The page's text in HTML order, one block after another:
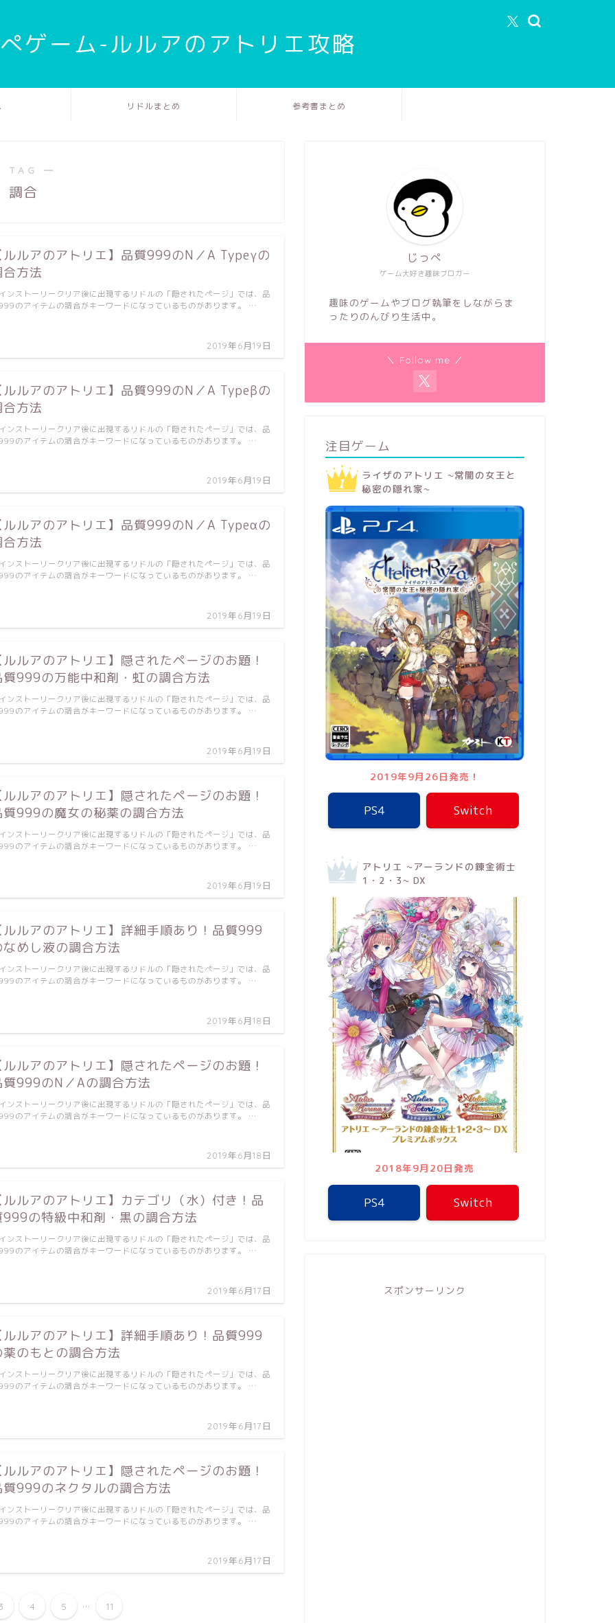
ゲーム-ルルアのアトリエ攻略
リドルまとめ 参考書まとめ
TAG ―
調合
ルルアのアトリエ】品質999のN／A Typeγの
合方法
2019年6月19日
ンストーリークリア後に出現するリドルの「隠されたページ」では、品
のアイテムの調合がキーワードになっているものがあります。 …
ルルアのアトリエ】品質999のN／A Typeβの
合方法
2019年6月19日
ンストーリークリア後に出現するリドルの「隠されたページ」では、品
のアイテムの調合がキーワードになっているものがあります。 …
ルルアのアトリエ】品質999のN／A Typeαの
合方法
2019年6月19日
ンストーリークリア後に出現するリドルの「隠されたページ」では、品
のアイテムの調合がキーワードになっているものがあります。 …
ルルアのアトリエ】隠されたページのお題！
質999の万能中和剤・虹の調合方法
2019年6月19日
ンストーリークリア後に出現するリドルの「隠されたページ」では、品
のアイテムの調合がキーワードになっているものがあります。 …
ルルアのアトリエ】隠されたページのお題！
質999の魔女の秘薬の調合方法
2019年6月19日
ンストーリークリア後に出現するリドルの「隠されたページ」では、品
のアイテムの調合がキーワードになっているものがあります。 …
ルルアのアトリエ】詳細手順あり！品質999
なめし液の調合方法
2019年6月18日
ンストーリークリア後に出現するリドルの「隠されたページ」では、品
のアイテムの調合がキーワードになっているものがあります。 …
ルルアのアトリエ】隠されたページのお題！
質999のN／Aの調合方法
2019年6月18日
ンストーリークリア後に出現するリドルの「隠されたページ」では、品
のアイテムの調合がキーワードになっているものがあります。 …
ルルアのアトリエ】カテゴリ（水）付き！品
999の特級中和剤・黒の調合方法
2019年6月17日
ンストーリークリア後に出現するリドルの「隠されたページ」では、品
のアイテムの調合がキーワードになっているものがあります。 …
ルルアのアトリエ】詳細手順あり！品質999
薬のもとの調合方法
2019年6月17日
ンストーリークリア後に出現するリドルの「隠されたページ」では、品
のアイテムの調合がキーワードになっているものがあります。 …
ルルアのアトリエ】隠されたページのお題！
質999のネクタルの調合方法
2019年6月17日
ンストーリークリア後に出現するリドルの「隠されたページ」では、品
のアイテムの調合がキーワードになっているものがあります。 …
4 5 ... 11
ゲーム大好き趣味ブロガー
じっぺ
趣味のゲームやブログ執筆をしながらま
ったりのんびり生活中。
＼ Follow me ／
注目ゲーム
ライザのアトリエ ~常闇の女王と
秘密の隠れ家~
2019年9月26日発売！
PS4 Switch
アトリエ ~アーランドの錬金術士
1・2・3~ DX
2018年9月20日発売
PS4 Switch
スポンサーリンク